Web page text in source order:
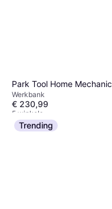
Park Tool Home Mechanic
Werkbank
€ 230,99
5 winkels
Trending